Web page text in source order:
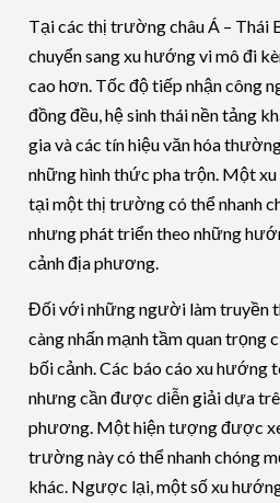
Tại các thị trường châu Á – Thái
chuyển sang xu hướng vi mô đi
cao hơn. Tốc độ tiếp nhận công
đồng đều, hệ sinh thái nền tảng
gia và các tín hiệu văn hóa
những hình thức pha trộn. Một
tại một thị trường có thể nhanh
nhưng phát triển theo những
cảnh địa phương.
Đối với những người làm truyền
càng nhấn mạnh tầm quan trọng
bối cảnh. Các báo cáo xu hướng
nhưng cần được diễn giải dựa
phương. Một hiện tượng được
trường này có thể nhanh chóng
khác. Ngược lại, một số xu